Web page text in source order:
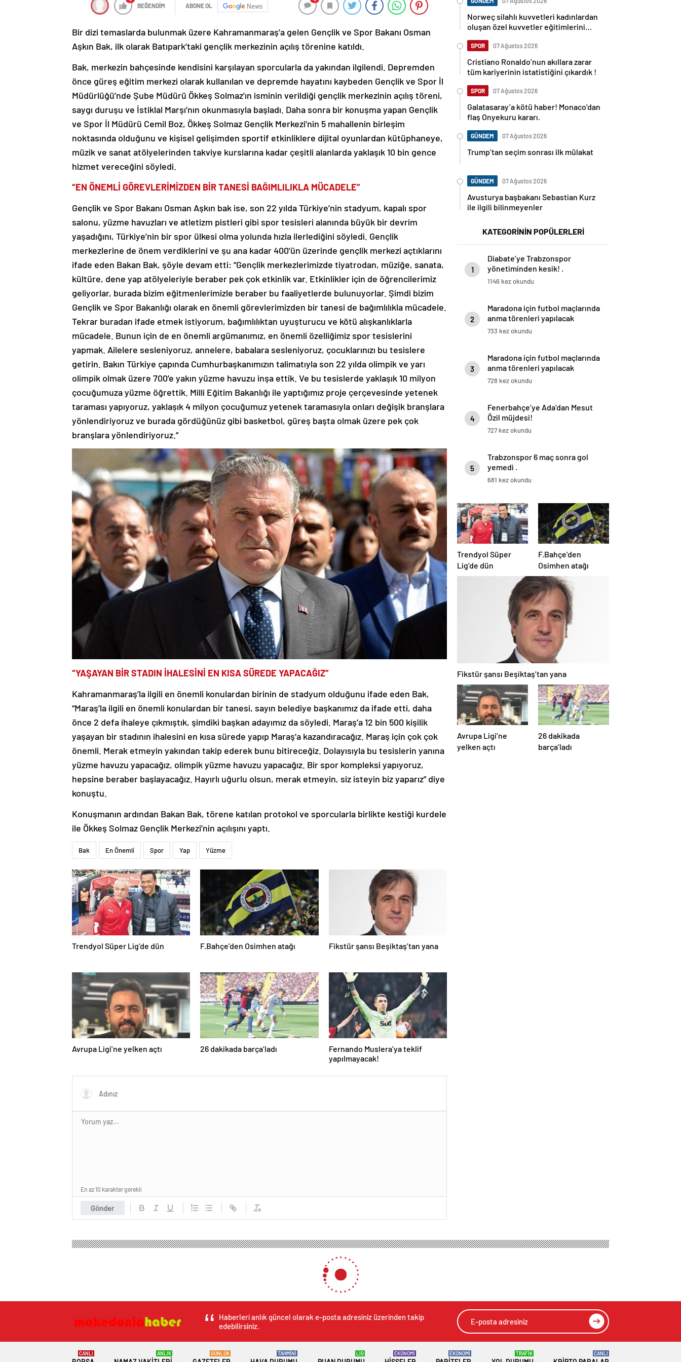
BEĞENDİM ABONE OL News
Bir dizi temaslarda bulunmak üzere Kahramanmaraş’a gelen Gençlik ve Spor Bakanı Osman
Aşkın Bak, ilk olarak Batıpark’taki gençlik merkezinin açılış törenine katıldı.
Bak, merkezin bahçesinde kendisini karşılayan sporcularla da yakından ilgilendi. Depremden
önce güreş eğitim merkezi olarak kullanılan ve depremde hayatını kaybeden Gençlik ve Spor İl
Müdürlüğü’nde Şube Müdürü Ökkeş Solmaz’ın isminin verildiği gençlik merkezinin açılış töreni,
saygı duruşu ve İstiklal Marşı’nın okunmasıyla başladı. Daha sonra bir konuşma yapan Gençlik
ve Spor İl Müdürü Cemil Boz, Ökkeş Solmaz Gençlik Merkezi’nin 5 mahallenin birleşim
noktasında olduğunu ve kişisel gelişimden sportif etkinliklere dijital oyunlardan kütüphaneye,
müzik ve sanat atölyelerinden takviye kurslarına kadar çeşitli alanlarda yaklaşık 10 bin gence
hizmet vereceğini söyledi.
“EN ÖNEMLİ GÖREVLERİMİZDEN BİR TANESİ BAĞIMLILIKLA MÜCADELE”
Gençlik ve Spor Bakanı Osman Aşkın bak ise, son 22 yılda Türkiye’nin stadyum, kapalı spor
salonu, yüzme havuzları ve atletizm pistleri gibi spor tesisleri alanında büyük bir devrim
yaşadığını, Türkiye’nin bir spor ülkesi olma yolunda hızla ilerlediğini söyledi. Gençlik
merkezlerine de önem verdiklerini ve şu ana kadar 400’ün üzerinde gençlik merkezi açtıklarını
ifade eden Bakan Bak, şöyle devam etti: “Gençlik merkezlerimizde tiyatrodan, müziğe, sanata,
kültüre, dene yap atölyeleriyle beraber pek çok etkinlik var. Etkinlikler için de öğrencilerimiz
geliyorlar, burada bizim eğitmenlerimizle beraber bu faaliyetlerde bulunuyorlar. Şimdi bizim
Gençlik ve Spor Bakanlığı olarak en önemli görevlerimizden bir tanesi de bağımlılıkla mücadele.
Tekrar buradan ifade etmek istiyorum, bağımlılıktan uyuşturucu ve kötü alışkanlıklarla
mücadele. Bunun için de en önemli argümanımız, en önemli özelliğimiz spor tesislerini
yapmak. Ailelere sesleniyoruz, annelere, babalara sesleniyoruz, çocuklarınızı bu tesislere
getirin. Bakın Türkiye çapında Cumhurbaşkanımızın talimatıyla son 22 yılda olimpik ve yarı
olimpik olmak üzere 700’e yakın yüzme havuzu inşa ettik. Ve bu tesislerde yaklaşık 10 milyon
çocuğumuza yüzme öğrettik. Milli Eğitim Bakanlığı ile yaptığımız proje çerçevesinde yetenek
taraması yapıyoruz, yaklaşık 4 milyon çocuğumuz yetenek taramasıyla onları değişik branşlara
yönlendiriyoruz ve burada gördüğünüz gibi basketbol, güreş başta olmak üzere pek çok
branşlara yönlendiriyoruz.”
“YAŞAYAN BİR STADIN İHALESİNİ EN KISA SÜREDE YAPACAĞIZ”
Kahramanmaraş’la ilgili en önemli konulardan birinin de stadyum olduğunu ifade eden Bak,
“Maraş’la ilgili en önemli konulardan bir tanesi, sayın belediye başkanımız da ifade etti, daha
önce 2 defa ihaleye çıkmıştık, şimdiki başkan adayımız da söyledi. Maraş’a 12 bin 500 kişilik
yaşayan bir stadının ihalesini en kısa sürede yapıp Maraş’a kazandıracağız. Maraş için çok çok
önemli. Merak etmeyin yakından takip ederek bunu bitireceğiz. Dolayısıyla bu tesislerin yanına
yüzme havuzu yapacağız, olimpik yüzme havuzu yapacağız. Bir spor kompleksi yapıyoruz,
hepsine beraber başlayacağız. Hayırlı uğurlu olsun, merak etmeyin, siz isteyin biz yaparız” diye
konuştu.
Konuşmanın ardından Bakan Bak, törene katılan protokol ve sporcularla birlikte kestiği kurdele
ile Ökkeş Solmaz Gençlik Merkezi’nin açılışını yaptı.
Bak En Önemli Spor Yap Yüzme
Trendyol Süper Lig’de dün F.Bahçe’den Osimhen atağı Fikstür şansı Beşiktaş’tan yana
Avrupa Ligi’ne yelken açtı 26 dakikada barça’ladı
Fernando Muslera’ya teklif
yapılmayacak!
Gönder
En az 10 karakter gerekli
Norweç silahlı kuvvetleri kadınlardan
oluşan özel kuvvetler eğitimlerini
SPOR 07 Ağustos 2026
Cristiano Ronaldo’nun akıllara zarar
tüm kariyerinin istatistiğini çıkardık !
SPOR 07 Ağustos 2026
Galatasaray’a kötü haber! Monaco’dan
flaş Onyekuru kararı.
GÜNDEM 07 Ağustos 2026
Trump’tan seçim sonrası ilk mülakat
GÜNDEM 07 Ağustos 2026
Avusturya başbakanı Sebastian Kurz
ile ilgili bilinmeyenler
KATEGORİNİN POPÜLERLERİ
1
Diabate’ye Trabzonspor
yönetiminden kesik! .
1146 kez okundu
2
Maradona için futbol maçlarında
anma törenleri yapılacak
733 kez okundu
3
Maradona için futbol maçlarında
anma törenleri yapılacak
728 kez okundu
4
Fenerbahçe’ye Ada’dan Mesut
Özil müjdesi!
727 kez okundu
5
Trabzonspor 6 maç sonra gol
yemedi .
681 kez okundu
Trendyol Süper
Lig’de dün
F.Bahçe’den
Osimhen atağı
Fikstür şansı Beşiktaş’tan yana
Avrupa Ligi’ne
yelken açtı
26 dakikada
barça’ladı
Haberleri anlık güncel olarak e-posta adresiniz üzerinden takip
edebilirsiniz.
CANLI ANLIK GÜNLÜK TAHMİNİ LİG EKONOMİ EKONOMİ TRAFİK CANLI